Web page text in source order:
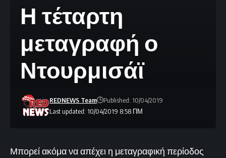
Η τέταρτη
μεταγραφή ο
Ντουρμισάϊ
Last updated: 10/04/2019 8:58 ΠΜ
REDNEWS Team Published: 10/04/2019
Μπορεί ακόμα να απέχει η μεταγραφική περίοδος